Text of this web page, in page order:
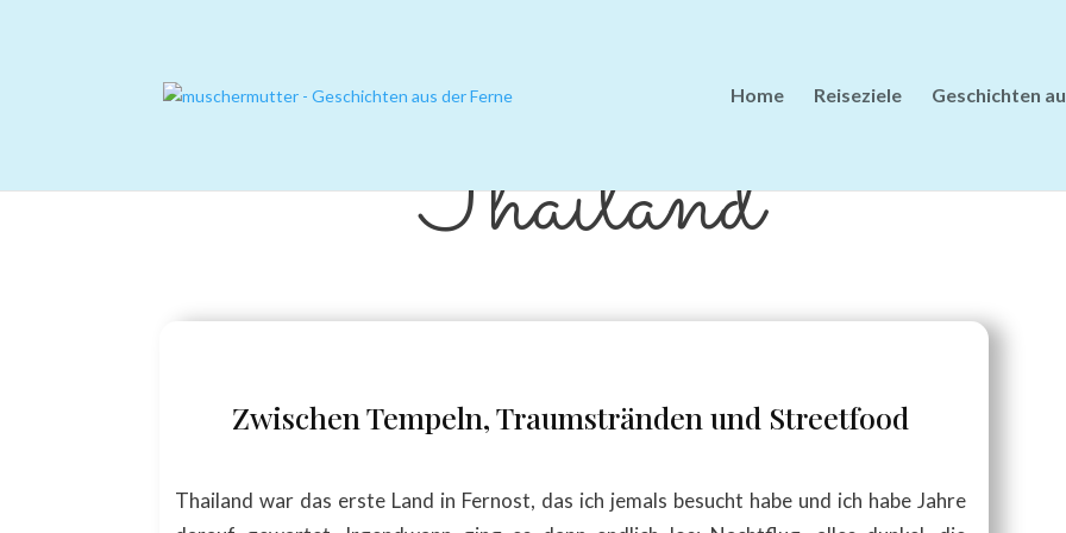
Home Reiseziele Geschichten
Thailand
Zwischen Tempeln, Traumstränden und Streetfood
Thailand war das erste Land in Fernost, das ich jemals besucht habe und ich habe Jahre